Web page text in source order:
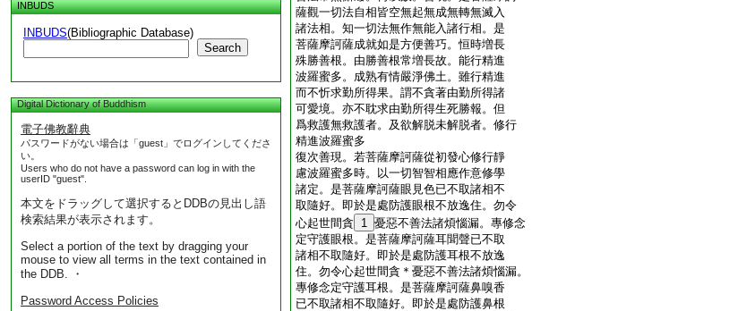
INBUDS
INBUDS(Bibliographic Database)
Search
Digital Dictionary of Buddhism
電子佛教辭典
パスワードがない場合は「guest」でログインしてくださ
い。
Users who do not have a password can log in with the
userID "guest".
本文をドラッグして選択するとDDBの見出し語
検索結果が表示されます。
Select a portion of the text by dragging your
mouse to view all terms in the text contained in
the DDB. ・
Password Access Policies
薩觀一切法自相皆空無起無成無轉無滅入
諸法相。知一切法無作無能入諸行相。是
菩薩摩訶薩成就如是方便善巧。恒時増長
殊勝善根。由勝善根常増長故。能行精進
波羅蜜多。成熟有情嚴淨佛土。雖行精進
而不忻求勤所得果。謂不貪著由勤所得諸
可愛境。亦不耽求由勤所得生死勝報。但
爲救護無救護者。及欲解脱未解脱者。修行
精進波羅蜜多
復次善現。若菩薩摩訶薩從初發心修行靜
慮波羅蜜多時。以一切智智相應作意修學
諸定。是菩薩摩訶薩眼見色已不取諸相不
取隨好。即於是處防護眼根不放逸住。勿令
心起世間貪
1 憂惡不善法諸煩惱漏。專修念
定守護眼根。是菩薩摩訶薩耳聞聲已不取
諸相不取隨好。即於是處防護耳根不放逸
住。勿令心起世間貪＊憂惡不善法諸煩惱漏。
專修念定守護耳根。是菩薩摩訶薩鼻嗅香
已不取諸相不取隨好。即於是處防護鼻根